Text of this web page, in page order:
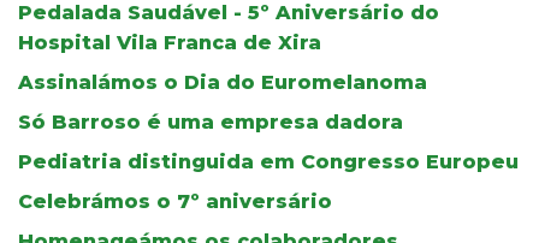
Pedalada Saudável - 5º Aniversário do
Hospital Vila Franca de Xira
Assinalámos o Dia do Euromelanoma
Só Barroso é uma empresa dadora
Pediatria distinguida em Congresso Europeu
Celebrámos o 7º aniversário